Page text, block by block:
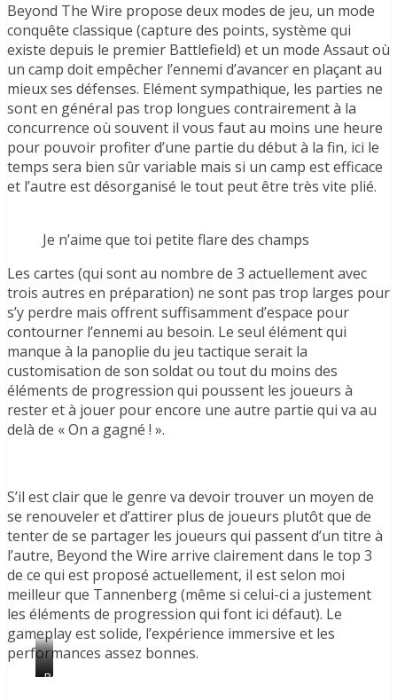
Beyond The Wire propose deux modes de jeu, un mode
conquête classique (capture des points, système qui
existe depuis le premier Battlefield) et un mode Assaut où
un camp doit empêcher l’ennemi d’avancer en plaçant au
mieux ses défenses. Elément sympathique, les parties ne
sont en général pas trop longues contrairement à la
concurrence où souvent il vous faut au moins une heure
pour pouvoir profiter d’une partie du début à la fin, ici le
temps sera bien sûr variable mais si un camp est efficace
et l’autre est désorganisé le tout peut être très vite plié.
Je n’aime que toi petite flare des champs
Les cartes (qui sont au nombre de 3 actuellement avec
trois autres en préparation) ne sont pas trop larges pour
s’y perdre mais offrent suffisamment d’espace pour
contourner l’ennemi au besoin. Le seul élément qui
manque à la panoplie du jeu tactique serait la
customisation de son soldat ou tout du moins des
éléments de progression qui poussent les joueurs à
rester et à jouer pour encore une autre partie qui va au
delà de « On a gagné ! ».
S’il est clair que le genre va devoir trouver un moyen de
se renouveler et d’attirer plus de joueurs plutôt que de
tenter de se partager les joueurs qui passent d’un titre à
l’autre, Beyond the Wire arrive clairement dans le top 3
de ce qui est proposé actuellement, il est selon moi
meilleur que Tannenberg (même si celui-ci a justement
les éléments de progression qui font ici défaut). Le
gameplay est solide, l’expérience immersive et les
performances assez bonnes.
Kaboom
Petite